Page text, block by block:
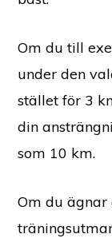
Om du till
under den
stället för 3
din
som 10 km.
Om du